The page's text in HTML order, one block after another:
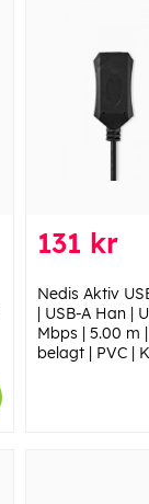
131 kr
Nedis Aktiv
| USB-A Han |
Mbps | 5.00 m
belagt | PVC |